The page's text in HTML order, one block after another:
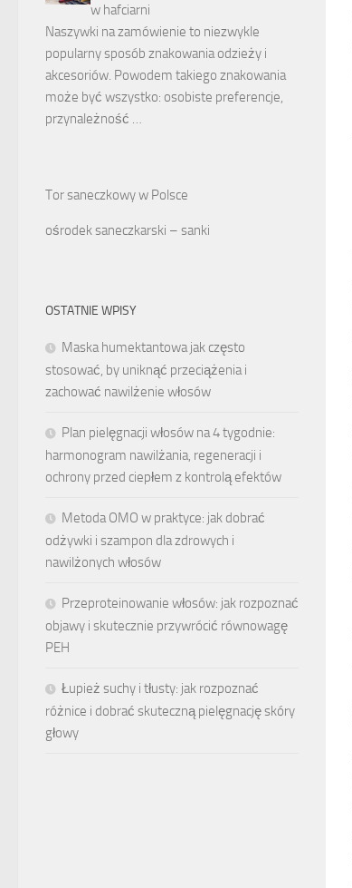
w hafciarni
Naszywki na zamówienie to niezwykle
popularny sposób znakowania odzieży i
akcesoriów. Powodem takiego znakowania
może być wszystko: osobiste preferencje,
przynależność …
Tor saneczkowy w Polsce
ośrodek saneczkarski – sanki
OSTATNIE WPISY
Maska humektantowa jak często
stosować, by uniknąć przeciążenia i
zachować nawilżenie włosów
Plan pielęgnacji włosów na 4 tygodnie:
harmonogram nawilżania, regeneracji i
ochrony przed ciepłem z kontrolą efektów
Metoda OMO w praktyce: jak dobrać
odżywki i szampon dla zdrowych i
nawilżonych włosów
Przeproteinowanie włosów: jak rozpoznać
objawy i skutecznie przywrócić równowagę
PEH
Łupież suchy i tłusty: jak rozpoznać
różnice i dobrać skuteczną pielęgnację skóry
głowy